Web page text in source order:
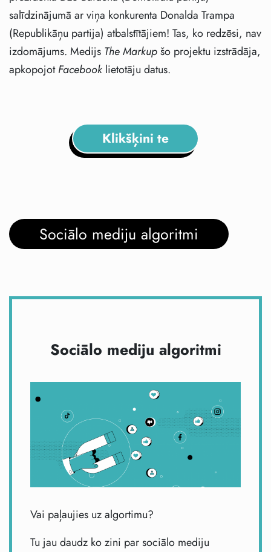
salīdzinājumā ar viņa konkurenta Donalda Trampa
(Republikāņu partija) atbalstītājiem! Tas, ko redzēsi, nav
izdomājums. Medijs The Markupšo projektu izstrādāja,
apkopojotFacebook lietotāju datus.
Klikšķini te
Sociālo mediju algoritmi
Sociālo mediju algoritmi
Vai paļaujies uz algortimu?
Tu jau daudz ko zini par sociālo mediju